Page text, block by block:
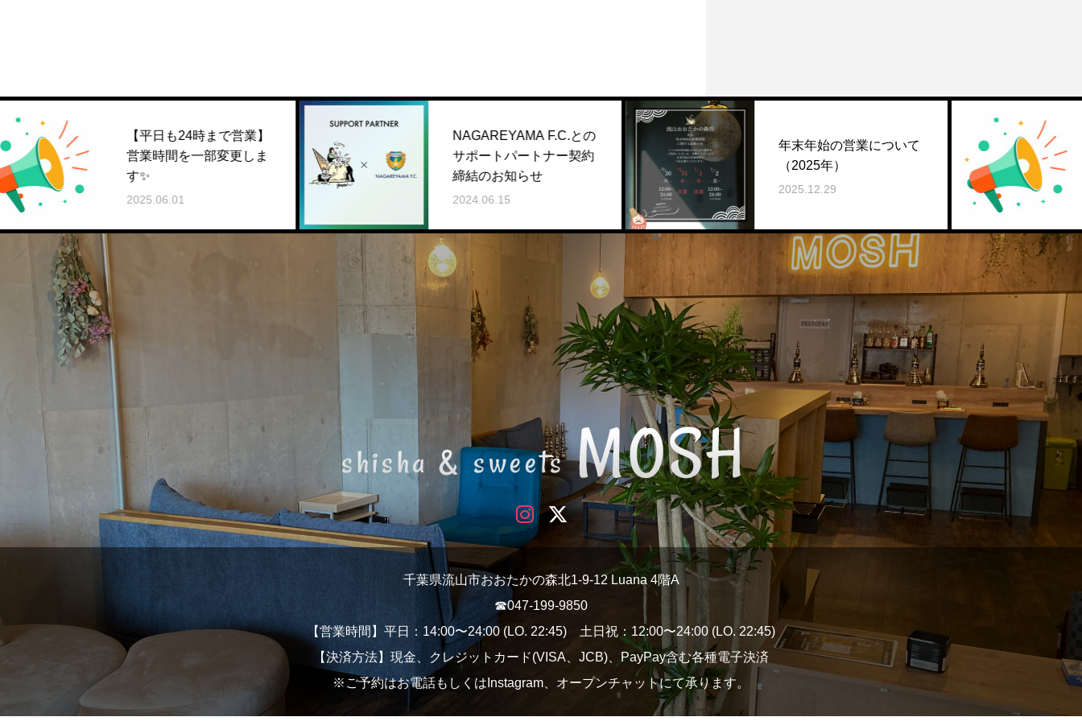
【平日も24時まで営業】
営業時間を一部変更しま
す✨
2025.06.01
NAGAREYAMA F.C.との
サポートパートナー契約
締結のお知らせ
年末年始の営業について
（2025年）
2025.12.29
【平日も24
営業時間を
す✨
2025.06.01
千葉県流山市おおたかの森北1-9-12 Luana 4階A
☎︎047-199-9850
【営業時間】平日：14:00〜24:00 (LO. 22:45) 土日祝：12:00〜24:00 (LO. 22:45)
【決済方法】現金、クレジットカード(VISA、JCB)、PayPay含む各種電子決済
※ご予約はお電話もしくはInstagram、オープンチャットにて承ります。